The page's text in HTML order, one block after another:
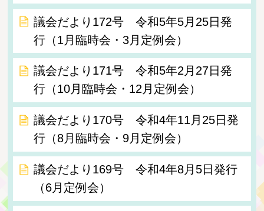
議会だより172号 令和5年5月25日発
行（1月臨時会・3月定例会）
議会だより171号 令和5年2月27日発
行（10月臨時会・12月定例会）
議会だより170号 令和4年11月25日発
行（8月臨時会・9月定例会）
議会だより169号 令和4年8月5日発行
（6月定例会）